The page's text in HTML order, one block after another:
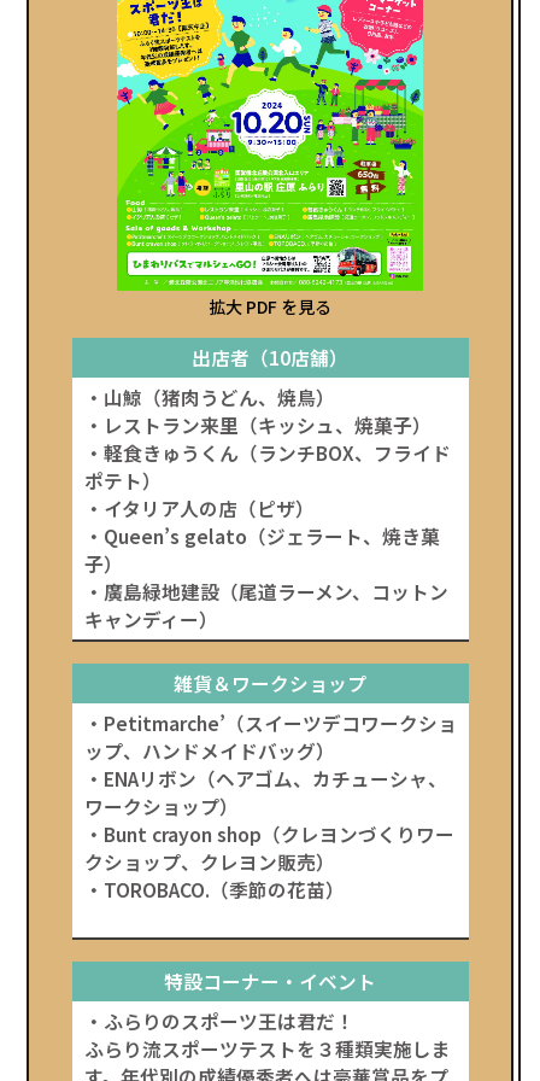
拡大 PDF を見る
出店者（10店舗）
・山鯨（猪肉うどん、焼鳥）
・レストラン来里（キッシュ、焼菓子）
・軽食きゅうくん（ランチBOX、フライド
ポテト）
・イタリア人の店（ピザ）
・Queen’s gelato（ジェラート、焼き菓
子）
・廣島緑地建設（尾道ラーメン、コットン
キャンディー）
雑貨＆ワークショップ
・Petitmarche’（スイーツデコワークショ
ップ、ハンドメイドバッグ）
・ENAリボン（ヘアゴム、カチューシャ、
ワークショップ）
・Bunt crayon shop（クレヨンづくりワー
クショップ、クレヨン販売）
・TOROBACO.（季節の花苗）
特設コーナー・イベント
・ふらりのスポーツ王は君だ！
ふらり流スポーツテストを３種類実施しま